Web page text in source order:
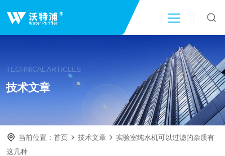
产品中心
新闻中心
TECHNICAL ARTICLES
技术文章
当前位置：首页 技术文章
实验室纯水机可以过滤的杂质有
这几种